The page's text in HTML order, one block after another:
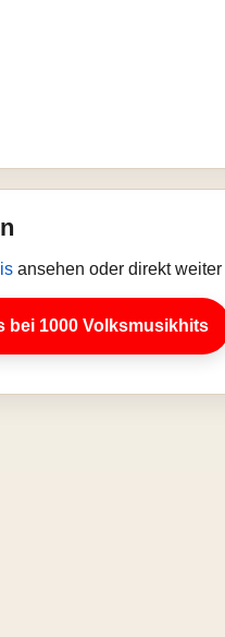
ansehen oder direkt weiter
bei 1000 Volksmusikhits